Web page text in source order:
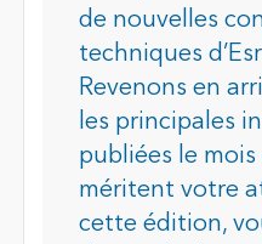
de nouvelles
techniques
Revenons en
les principales
publiées le
méritent votre
cette édition,